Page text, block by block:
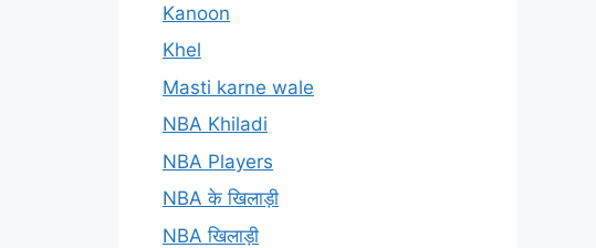
Kanoon
Khel
Masti karne wale
NBA Khiladi
NBA Players
NBA के खिलाड़ी
NBA खिलाड़ी